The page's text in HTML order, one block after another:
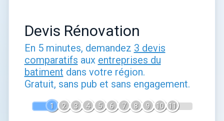
Devis Rénovation
En 5 minutes, demandez 3 devis
comparatifs aux entreprises du
batiment dans votre région.
Gratuit, sans pub et sans engagement.
1 2 3 4 5 6 7 8 9 10 11